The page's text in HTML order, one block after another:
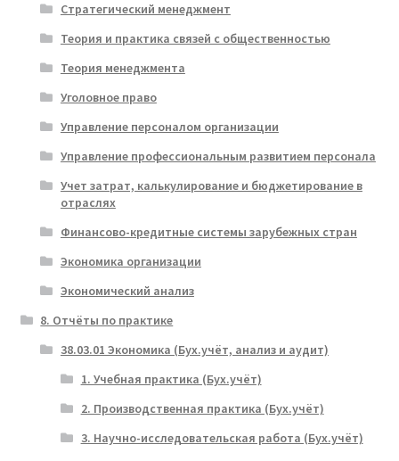
Стратегический менеджмент
Теория и практика связей с общественностью
Теория менеджмента
Уголовное право
Управление персоналом организации
Управление профессиональным развитием персонала
Учет затрат, калькулирование и бюджетирование в
отраслях
Финансово-кредитные системы зарубежных стран
Экономика организации
Экономический анализ
8. Отчёты по практике
38.03.01 Экономика (Бух.учёт, анализ и аудит)
1. Учебная практика (Бух.учёт)
2. Производственная практика (Бух.учёт)
3. Научно-исследовательская работа (Бух.учёт)